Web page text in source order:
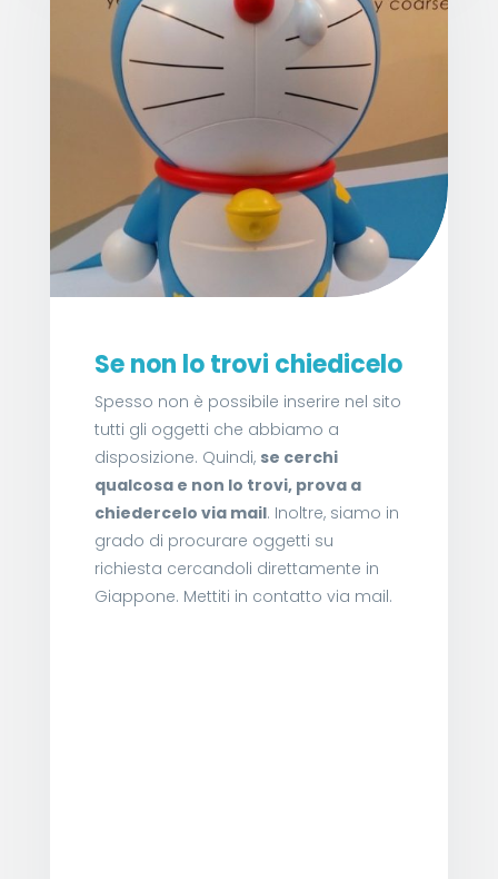
Se non lo trovi chiedicelo
Spesso non è possibile inserire nel sito
tutti gli oggetti che abbiamo a
disposizione. Quindi, se cerchi
qualcosa e non lo trovi, prova a
chiedercelo via mail. Inoltre, siamo in
grado di procurare oggetti su
richiesta cercandoli direttamente in
Giappone. Mettiti in contatto via mail.